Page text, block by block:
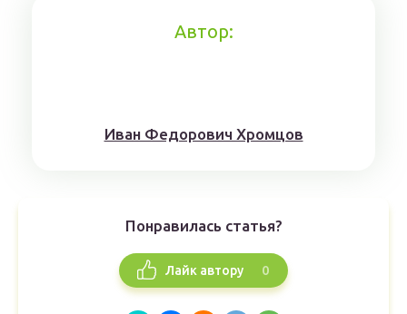
Автор:
Иван Федорович Хромцов
Понравилась статья?
Лайк автору 0